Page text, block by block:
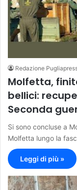
Redazione
Molfetta,
bellici:
Seconda
Si sono concluse a
Molfetta lungo la
Leggi di più »